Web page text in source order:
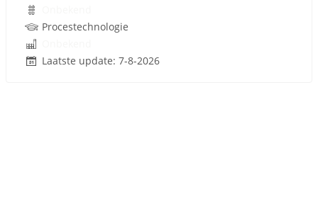
Procestechnologie
Laatste update: 7-8-2026